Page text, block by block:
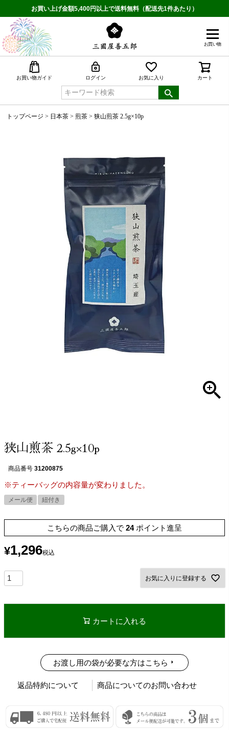
お買い上げ金額5,400円以上で送料無料（配送先1件あたり）
お買い物
お買い物ガイド ログイン お気に入り カート
トップページ 日本茶 煎茶 狭山煎茶 2.5g×10p
狭山煎茶 2.5g×10p
商品番号 31200875
※ティーバッグの内容量が変わりました。
メール便 紐付き
こちらの商品ご購入で 24 ポイント進呈
¥1,296税込
お気に入りに登録する
カートに入れる
お渡し用の袋が必要な方はこちら
返品特約について 商品についてのお問い合わせ